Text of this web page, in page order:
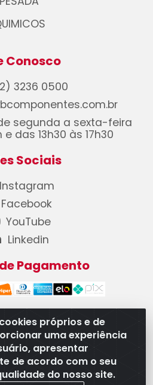
próprios e de
uma experiência
apresentar
de acordo com o seu
do nosso site.
Conosco
3236 0500
segunda a sexta-feira
das 13h30 às 17h30
Sociais
Instagram
Facebook
YouTube
Linkedin
Pagamento
LTDA - CNPJ
do Níquel, 667 - Parque
GO - CEP 74375-660